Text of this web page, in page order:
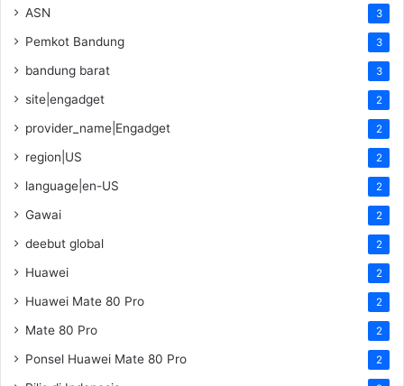
ASN 3
Pemkot Bandung 3
bandung barat 3
site|engadget 2
provider_name|Engadget 2
region|US 2
language|en-US 2
Gawai 2
deebut global 2
Huawei 2
Huawei Mate 80 Pro 2
Mate 80 Pro 2
Ponsel Huawei Mate 80 Pro 2